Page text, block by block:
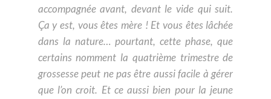
accompagnée avant, devant le vide qui suit.
Ça y est, vous êtes mère ! Et vous êtes lâchée
dans la nature… pourtant, cette phase, que
certains nomment la quatrième trimestre de
grossesse peut ne pas être aussi facile à gérer
que l’on croit. Et ce aussi bien pour la jeune